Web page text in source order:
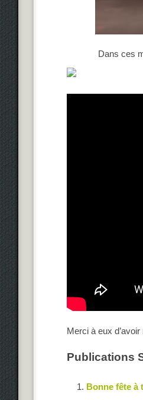
Dans ces
Merci à eux
Publications
Bonne fête à